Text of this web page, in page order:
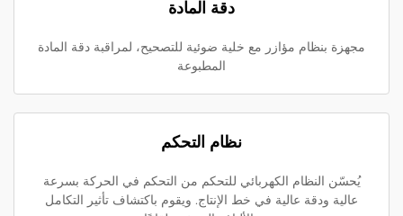
دقة المادة
مجهزة بنظام مؤازر مع خلية ضوئية للتصحيح، لمراقبة دقة المادة
المطبوعة
نظام التحكم
يُحسّن النظام الكهربائي للتحكم من التحكم في الحركة بسرعة
عالية ودقة عالية في خط الإنتاج. ويقوم باكتشاف تأثير التكامل